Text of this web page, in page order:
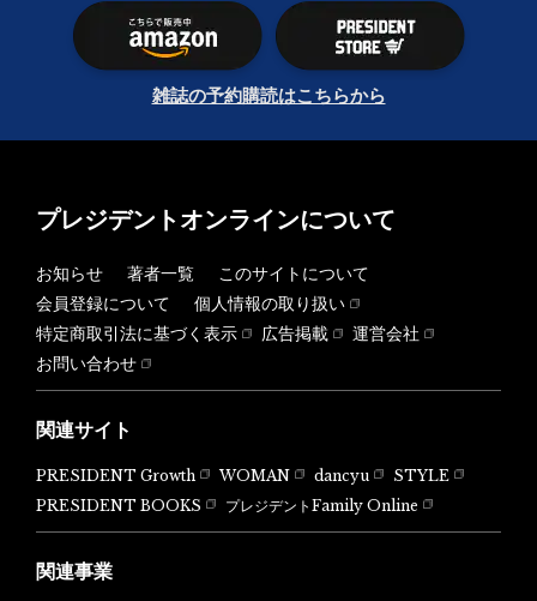
雑誌の予約購読はこちらから
プレジデントオンラインについて
お知らせ 著者一覧
このサイトについて
会員登録について
個人情報の取り扱い
特定商取引法に基づく表示
広告掲載
運営会社
お問い合わせ
関連サイト
PRESIDENT Growth WOMAN dancyu
STYLE
PRESIDENT BOOKS
プレジデントFamily Online
関連事業